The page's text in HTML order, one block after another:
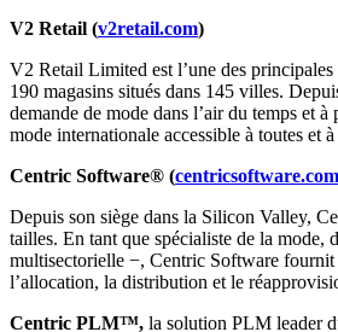
V2 Retail (v2retail.com)
V2 Retail Limited est l’une des
190 magasins situés dans 145 villes.
demande de mode dans l’air du temps et
mode internationale accessible à toutes et à
Centric Software® (centricsoftware.com
Depuis son siège dans la Silicon Valley,
tailles. En tant que spécialiste de la mode,
multisectorielle −, Centric Software
l’allocation, la distribution et le
Centric PLM™, la solution PLM leader